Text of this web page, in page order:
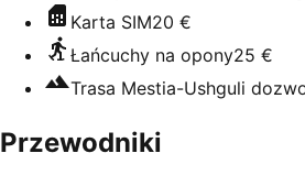
Karta SIM20 €
Łańcuchy na opony25 €
Trasa Mestia-Ushguli
Przewodniki